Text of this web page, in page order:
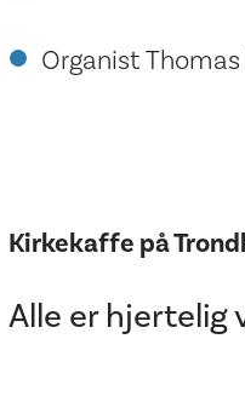
Organist
Kirkekaffe på
Alle er hjertelig